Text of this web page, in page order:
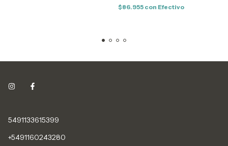
$86.955 con Efectivo
5491133615399
+5491160243280